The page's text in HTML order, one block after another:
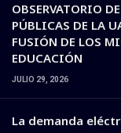
OBSERVATORIO
PÚBLICAS DE LA
FUSIÓN DE LOS
EDUCACIÓN
JULIO 29, 2026
La demanda